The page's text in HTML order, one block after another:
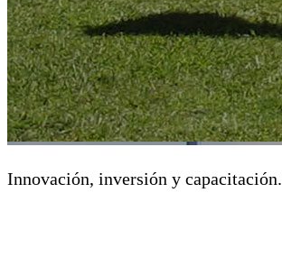
Innovación, inversión y capacitación.